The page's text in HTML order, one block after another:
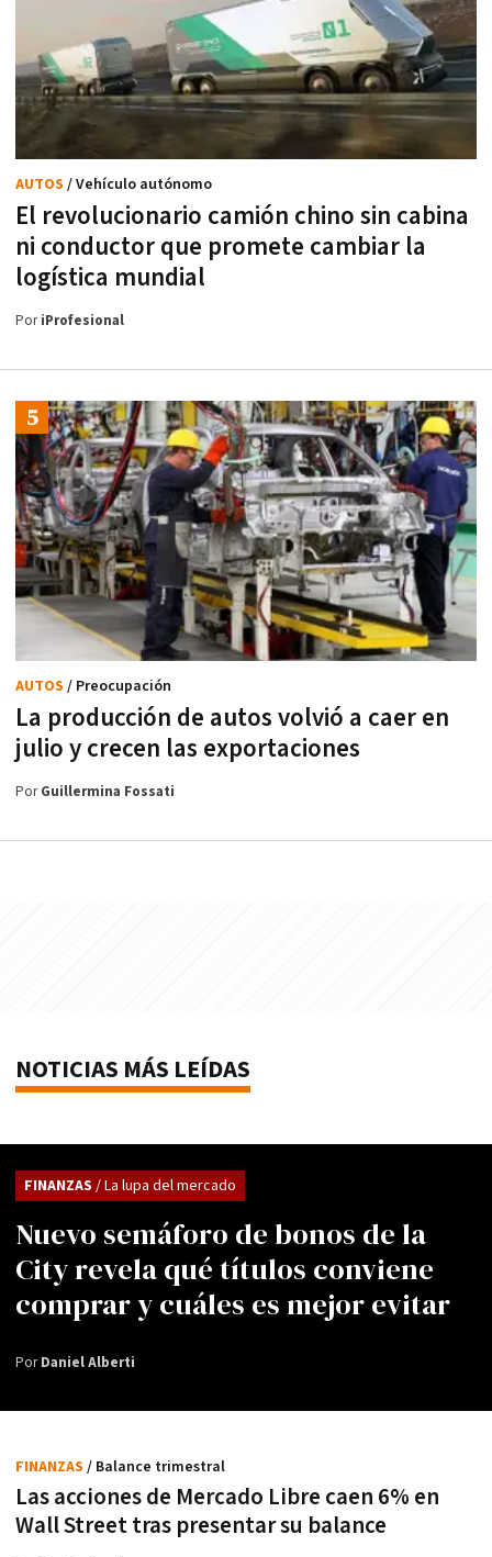
El revolucionario camión chino sin cabina
ni conductor que promete cambiar la
logística mundial
AUTOS / Vehículo autónomo
PoriProfesional
La producción de autos volvió a caer en
julio y crecen las exportaciones
AUTOS / Preocupación
PorGuillermina Fossati
NOTICIAS MÁS LEÍDAS
Nuevo semáforo de bonos de la
City revela qué títulos conviene
comprar y cuáles es mejor evitar
FINANZAS / La lupa del mercado
PorDaniel Alberti
Las acciones de Mercado Libre caen 6% en
Wall Street tras presentar su balance
FINANZAS / Balance trimestral